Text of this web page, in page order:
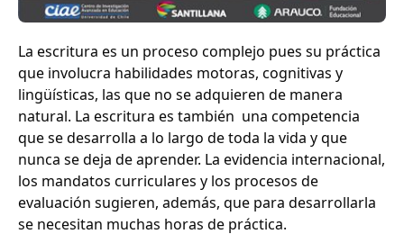
La escritura es un proceso complejo pues su práctica
que involucra habilidades motoras, cognitivas y
lingüísticas, las que no se adquieren de manera
natural. La escritura es también una competencia
que se desarrolla a lo largo de toda la vida y que
nunca se deja de aprender. La evidencia internacional,
los mandatos curriculares y los procesos de
evaluación sugieren, además, que para desarrollarla
se necesitan muchas horas de práctica.